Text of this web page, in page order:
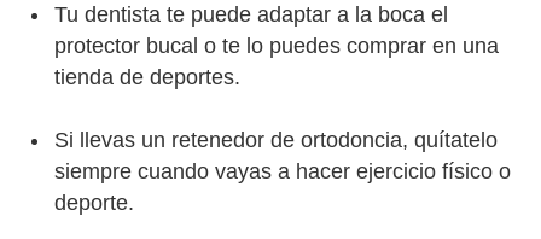
Tu dentista te puede adaptar a la boca el
protector bucal o te lo puedes comprar en una
tienda de deportes.
Si llevas un retenedor de ortodoncia, quítatelo
siempre cuando vayas a hacer ejercicio físico o
deporte.